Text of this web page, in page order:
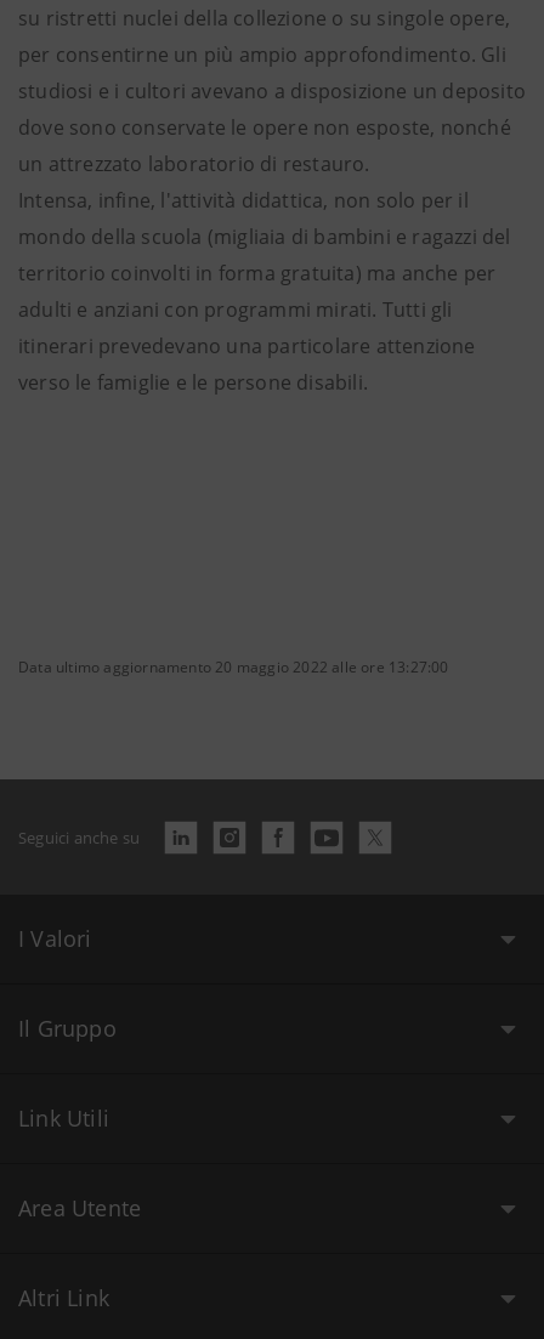
su ristretti nuclei della collezione o su singole opere,
per consentirne un più ampio approfondimento. Gli
studiosi e i cultori avevano a disposizione un deposito
dove sono conservate le opere non esposte, nonché
un attrezzato laboratorio di restauro.
Intensa, infine, l'attività didattica, non solo per il
mondo della scuola (migliaia di bambini e ragazzi del
territorio coinvolti in forma gratuita) ma anche per
adulti e anziani con programmi mirati. Tutti gli
itinerari prevedevano una particolare attenzione
verso le famiglie e le persone disabili.
Data ultimo aggiornamento 20 maggio 2022 alle ore 13:27:00
Seguici anche su
I Valori
Il Gruppo
Link Utili
Area Utente
Altri Link